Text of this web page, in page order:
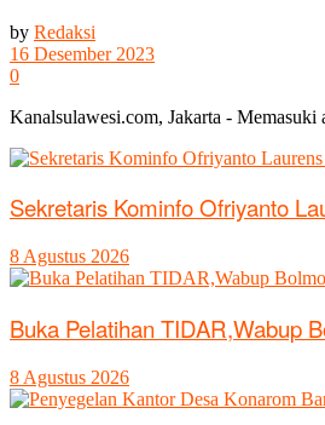
by Redaksi
16 Desember 2023
0
Kanalsulawesi.com, Jakarta -
Sekretaris Kominfo Ofriyanto
8 Agustus 2026
Buka Pelatihan TIDAR,Wabup
8 Agustus 2026